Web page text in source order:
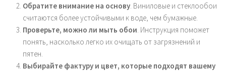
Обратите внимание на основу . Виниловые и стеклообои
считаются более устойчивыми к воде, чем бумажные.
Проверьте, можно ли мыть обои . Инструкция поможет
понять, насколько легко их очищать от загрязнений и
пятен.
Выбирайте фактуру и цвет, которые подходят вашему